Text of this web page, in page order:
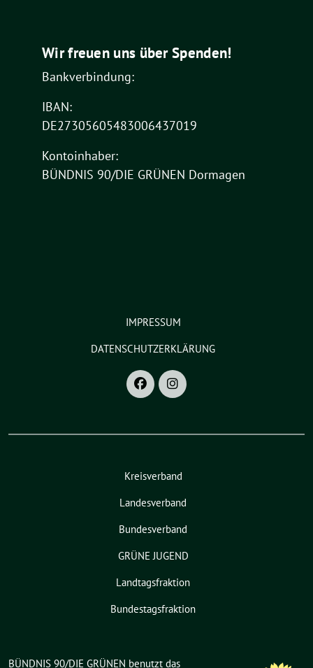
Wir freuen uns über Spenden!
Bankverbindung:
IBAN:
DE27305605483006437019
Kontoinhaber:
BÜNDNIS 90/DIE GRÜNEN Dormagen
IMPRESSUM
DATENSCHUTZERKLÄRUNG
Kreisverband
Landesverband
Bundesverband
GRÜNE JUGEND
Landtagsfraktion
Bundestagsfraktion
BÜNDNIS 90/DIE GRÜNEN benutzt das